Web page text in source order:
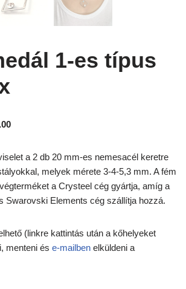
1-es típus
a 2 db 20 mm-es nemesacél keretre
melyek mérete 3-4-5,3 mm. A fém
a Crysteel cég gyártja, amíg a
Swarovski Elements cég szállítja hozzá.
(linkre kattintás után a kőhelyeket
menteni és e-mailben elküldeni a